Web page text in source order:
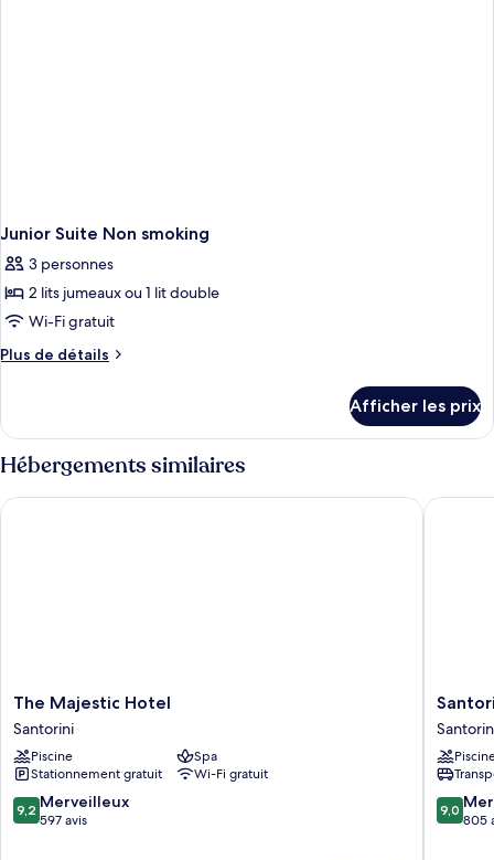
Junior Suite Non smoking
3 personnes
2 lits jumeaux ou 1 lit double
Wi-Fi gratuit
Plus de détails
Plus
Junior
Suite
Non
Afficher les prix
Hébergements similaires
The
Majestic
Hotel
Santorini
The Majestic Hotel
Santorini
Piscine
Spa
Stationnement gratuit
Wi-Fi gratuit
9.2
sur
9,2 Merveilleux
597 avis
The Majestic Hotel
Palace
9.0
sur
9,0
805